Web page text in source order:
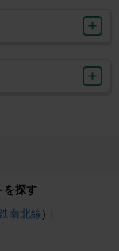
を探す
南北線)